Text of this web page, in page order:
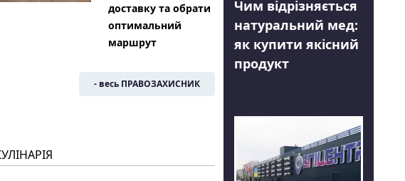
доставку та обрати
оптимальний
маршрут
- весь ПРАВОЗАХИСНИК
Чим відрізняється
натуральний мед:
як купити якісний
продукт